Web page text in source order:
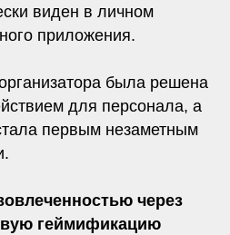
виден в личном
приложения.
была решена
для персонала, а
первым незаметным
через
геймификацию